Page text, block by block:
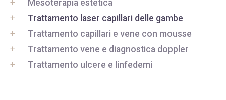
Mesoterapia estetica
Trattamento laser capillari delle gambe
Trattamento capillari e vene con mousse
Trattamento vene e diagnostica doppler
Trattamento ulcere e linfedemi